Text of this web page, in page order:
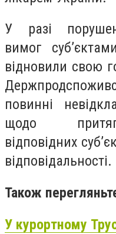
У разі
вимог
відновили свою
повинні
щодо
відповідних
відповідальності.
Також
У курортному